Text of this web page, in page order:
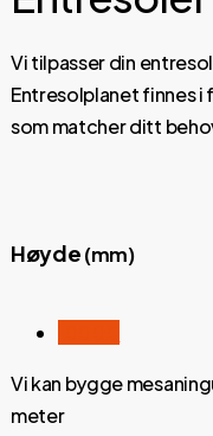
Vi tilpasser din
Entresolplanet finnes i
som matcher ditt
Høyde(mm)
Vi kan bygge
meter